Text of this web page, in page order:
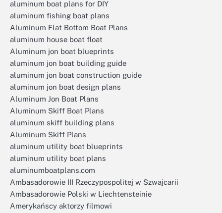
aluminum boat plans for DIY
aluminum fishing boat plans
Aluminum Flat Bottom Boat Plans
aluminum house boat float
Aluminum jon boat blueprints
aluminum jon boat building guide
aluminum jon boat construction guide
aluminum jon boat design plans
Aluminum Jon Boat Plans
Aluminum Skiff Boat Plans
aluminum skiff building plans
Aluminum Skiff Plans
aluminum utility boat blueprints
aluminum utility boat plans
aluminumboatplans.com
Ambasadorowie III Rzeczypospolitej w Szwajcarii
Ambasadorowie Polski w Liechtensteinie
Amerykańscy aktorzy filmowi